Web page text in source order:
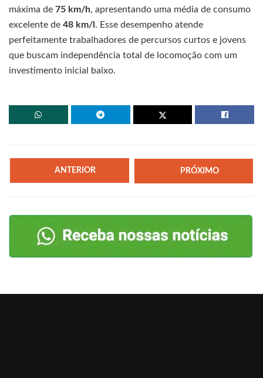
máxima de 75 km/h, apresentando uma média de consumo
excelente de 48 km/l . Esse desempenho atende
perfeitamente trabalhadores de percursos curtos e jovens
que buscam independência total de locomoção com um
investimento inicial baixo.
ANTERIOR PRÓXIMO